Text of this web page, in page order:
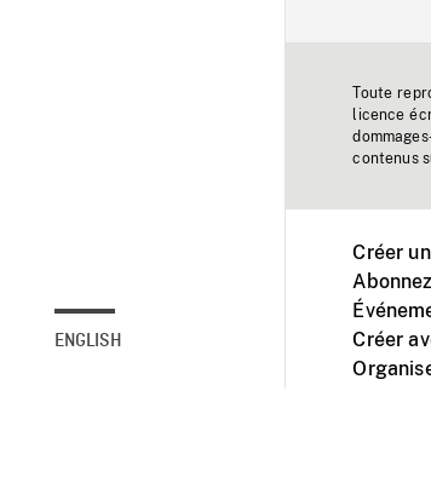
ENGLISH
Toute
licence
contenus
Créer
Créer